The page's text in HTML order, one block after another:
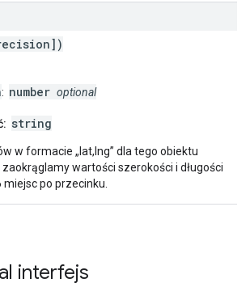
: number optional
string
w formacie „lat,lng” dla tego obiektu
zaokrąglamy wartości szerokości i długości
po przecinku.
interfejs